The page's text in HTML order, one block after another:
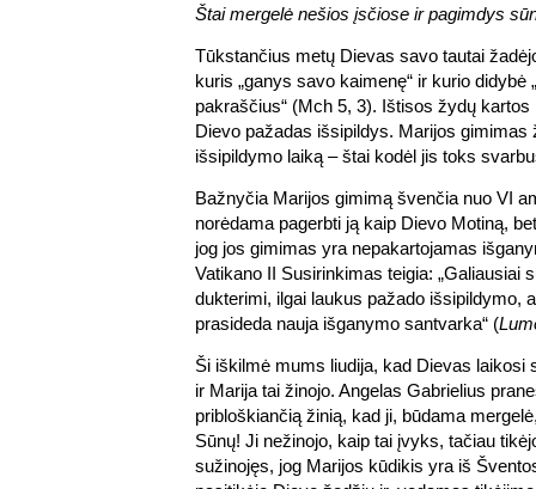
Štai mergelė nešios įsčiose ir pagimdys
Tūkstančius metų Dievas savo tautai
kuris „ganys savo kaimenę“ ir kurio didybė
pakraščius“ (Mch 5, 3). Ištisos žydų kartos
Dievo pažadas išsipildys. Marijos gimimas
išsipildymo laiką – štai kodėl jis toks
Bažnyčia Marijos gimimą švenčia nuo VI
norėdama pagerbti ją kaip Dievo Motiną,
jog jos gimimas yra nepakartojamas
Vatikano II Susirinkimas teigia: „Galiausiai
dukterimi, ilgai laukus pažado išsipildymo,
prasideda nauja išganymo santvarka“ (
Ši iškilmė mums liudija, kad Dievas laikosi
ir Marija tai žinojo. Angelas Gabrielius
pribloškiančią žinią, kad ji, būdama
Sūnų! Ji nežinojo, kaip tai įvyks, tačiau
sužinojęs, jog Marijos kūdikis yra iš